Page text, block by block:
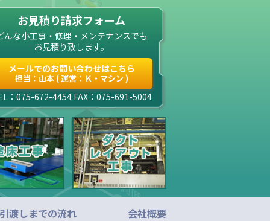
お見積り請求フォーム
んな小工事・修理・メンテナンスでも
お見積り致します。
メールでのお問い合わせはこちら
担当：山本 ( 運営：Ｋ・マシン )
：075-672-4454 FAX：075-691-5004
渡しまでの流れ 会社概要